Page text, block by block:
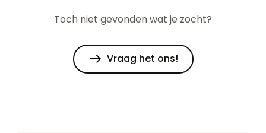
Toch niet gevonden wat je zocht?
Vraag het ons!